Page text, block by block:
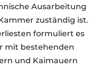
Ausarbeitung
zuständig ist.
formuliert es
mit bestehenden
und Kaimauern